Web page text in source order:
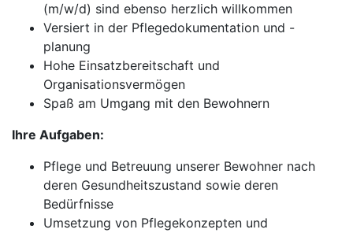
(m/w/d) sind ebenso herzlich willkommen
Versiert in der Pflegedokumentation und -
planung
Hohe Einsatzbereitschaft und
Organisationsvermögen
Spaß am Umgang mit den Bewohnern
Ihre Aufgaben:
Pflege und Betreuung unserer Bewohner nach
deren Gesundheitszustand sowie deren
Bedürfnisse
Umsetzung von Pflegekonzepten und